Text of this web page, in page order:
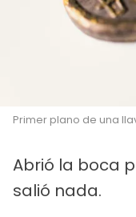
Primer plano de una
Abrió la boca
salió nada.